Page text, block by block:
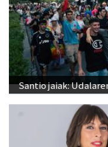
Santio jaiak: